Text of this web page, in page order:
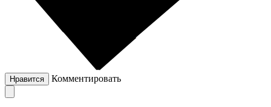
Нравится Комментировать